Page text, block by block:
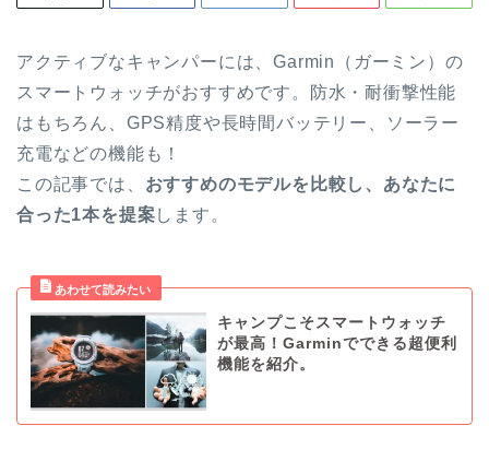
アクティブなキャンパーには、Garmin（ガーミン）の
スマートウォッチがおすすめです。防水・耐衝撃性能
はもちろん、GPS精度や長時間バッテリー、ソーラー
充電などの機能も！
この記事では、 おすすめのモデルを比較し、あなたに
合った1本を提案します。
キャンプこそスマートウォッチ
が最高！Garminでできる超便利
機能を紹介。